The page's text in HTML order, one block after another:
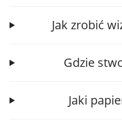
Jak zrobić
Gdzie
Jaki